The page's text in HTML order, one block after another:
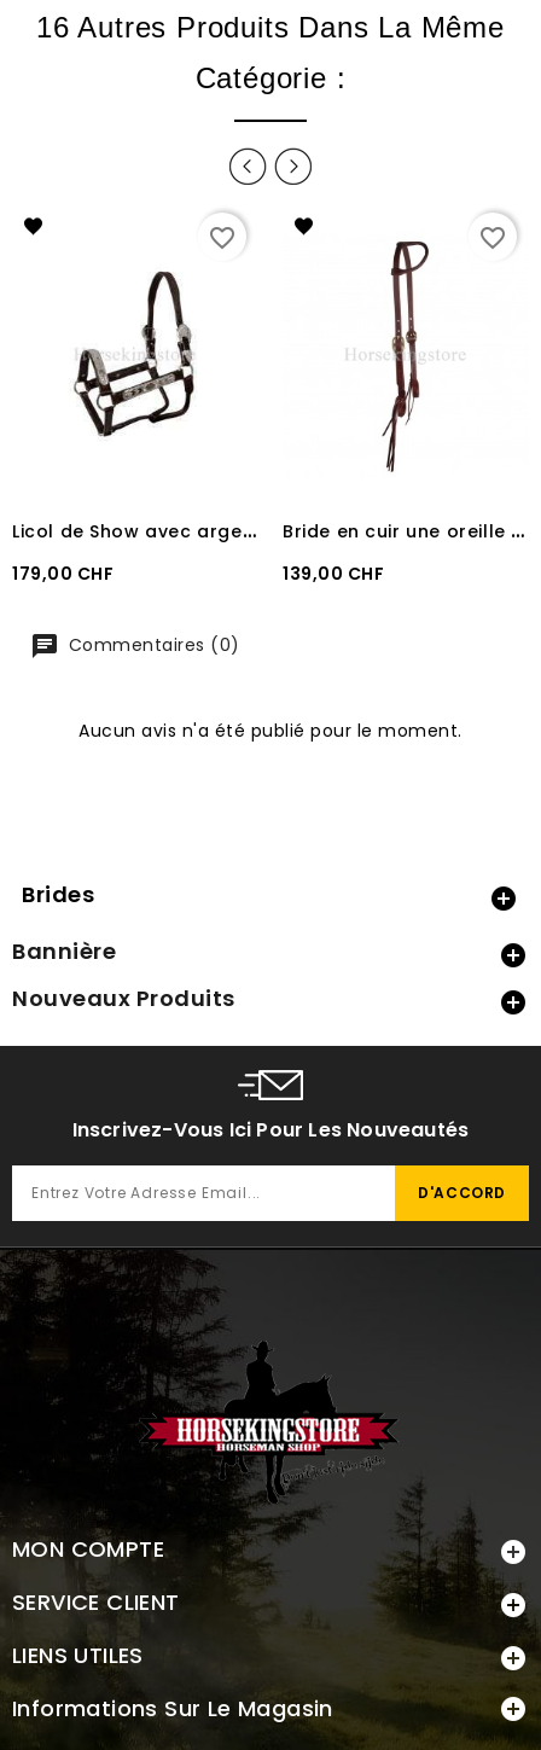
16 Autres Produits Dans La Même
Catégorie :
favorite_border
L
icol de Show avec argent 935 Pool's
Prix
179,00 CHF
favorite_border
B
ride en cuir une oreille Quick Change Professional's choice
Prix
139,00 CHF
Commentaires (0)
Aucun avis n'a été publié pour le moment.
Brides 
Bannière 
Nouveaux Produits 
Inscrivez-Vous Ici Pour Les Nouveautés
MON COMPTE 
SERVICE CLIENT 
LIENS UTILES 
Informations Sur Le Magasin 